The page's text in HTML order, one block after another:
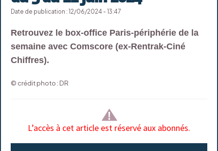
Date de publication : 12/06/2024 - 13:47
Retrouvez le box-office Paris-périphérie de la
semaine avec Comscore (ex-Rentrak-Ciné
Chiffres).
© crédit photo : DR
L’accès à cet article est réservé aux abonnés.